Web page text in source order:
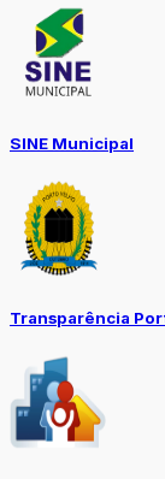
SINE Municipal
Transparência